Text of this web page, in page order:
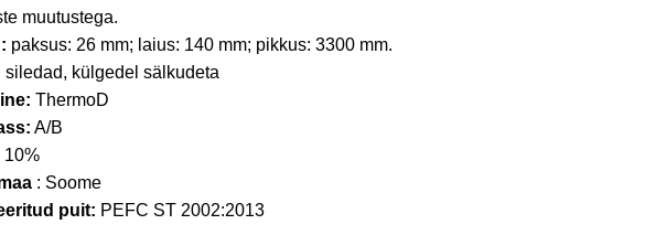
muutustega.
paksus: 26 mm; laius: 140 mm; pikkus: 3300 mm.
siledad, külgedel sälkudeta
ThermoD
A/B
10%
: Soome
puit: PEFC ST 2002:2013